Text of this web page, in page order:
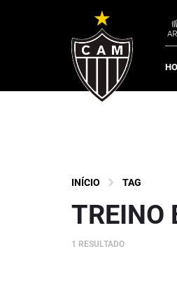
INÍCIO TAG
TREINO
1 RESULTADO